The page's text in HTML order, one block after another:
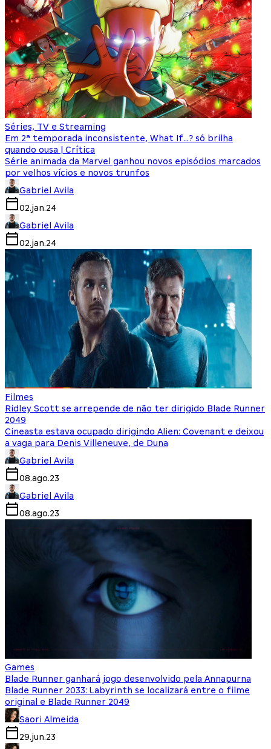
Séries, TV e Streaming
Em 2ª temporada inconsistente, What If…? só brilha
quando ousa | Crítica
Série animada da Marvel ganhou novos episódios marcados
por velhos vícios e novos trunfos
Gabriel Avila
02.jan.24
Gabriel Avila
02.jan.24
Filmes
Ridley Scott se arrepende de não ter dirigido Blade Runner
2049
Cineasta estava ocupado dirigindo Alien: Covenant e deixou
a vaga para Denis Villeneuve, de Duna
Gabriel Avila
08.ago.23
Gabriel Avila
08.ago.23
Games
Blade Runner ganhará jogo desenvolvido pela Annapurna
Blade Runner 2033: Labyrinth se localizará entre o filme
original e Blade Runner 2049
Saori Almeida
29.jun.23